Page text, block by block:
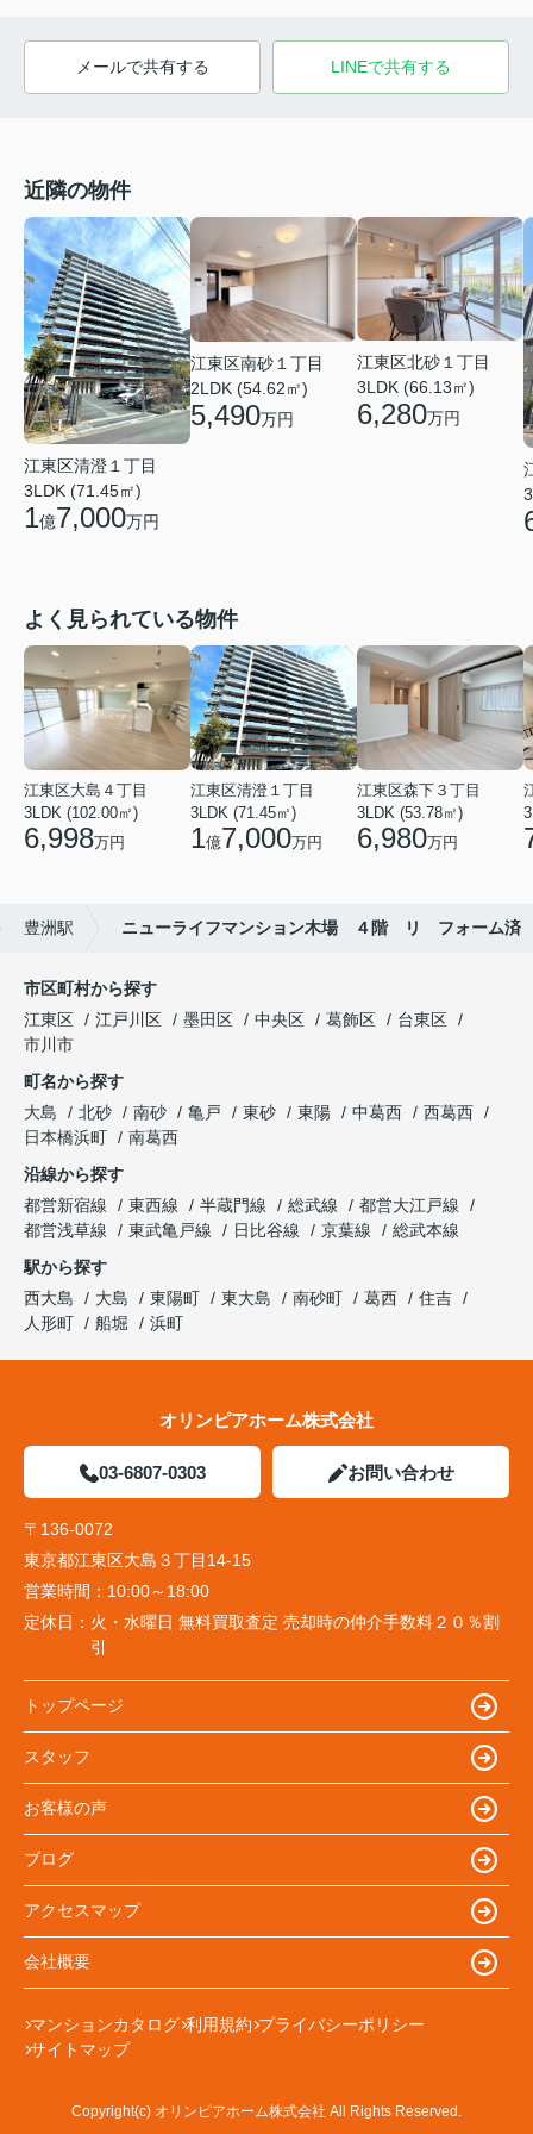
メールで共有する LINEで共有する
近隣の物件
江東区清澄１丁目
3LDK (71.45㎡)
1億7,000万円
江東区南砂１丁目
2LDK (54.62㎡)
5,490万円
江東区北砂１丁目
3LDK (66.13㎡)
6,280万円
よく見られている物件
江東区大島４丁目
3LDK (102.00㎡)
6,998万円
江東区清澄１丁目
3LDK (71.45㎡)
1億7,000万円
江東区森下３丁目
3LDK (53.78㎡)
6,980万円
豊洲駅 ニューライフマンション木場 ４階 リ フォーム済
市区町村から探す
江東区
江戸川区 墨田区 中央区 葛飾区
台東区
市川市
町名から探す
大島
北砂 南砂 亀戸 東砂 東陽 中葛西
西葛西
日本橋浜町
南葛西
沿線から探す
都営新宿線
東西線 半蔵門線 総武線
都営大江戸線
都営浅草線
東武亀戸線 日比谷線 京葉線
総武本線
駅から探す
西大島
大島 東陽町 東大島 南砂町 葛西
住吉
人形町
船堀 浜町
オリンピアホーム株式会社
03-6807-0303 お問い合わせ
〒136-0072
東京都江東区大島３丁目14-15
営業時間： 10:00～18:00
定休日： 火・水曜日 無料買取査定 売却時の仲介手数料２０％割
引
トップページ
スタッフ
お客様の声
ブログ
アクセスマップ
会社概要
マンションカタログ 利用規約 プライバシーポリシー
サイトマップ
Copyright(c) オリンピアホーム株式会社 All Rights Reserved.